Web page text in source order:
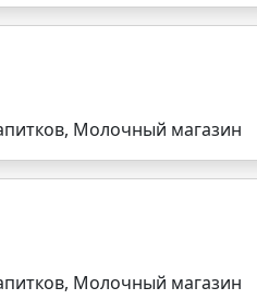
Молочный магазин
Молочный магазин